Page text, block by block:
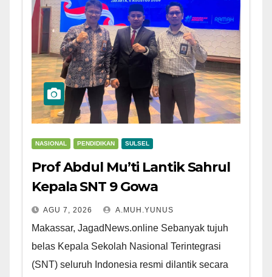
NASIONAL PENDIDIKAN SULSEL
Prof Abdul Mu’ti Lantik Sahrul
Kepala SNT 9 Gowa
AGU 7, 2026 A.MUH.YUNUS
Makassar, JagadNews.online Sebanyak tujuh
belas Kepala Sekolah Nasional Terintegrasi
(SNT) seluruh Indonesia resmi dilantik secara